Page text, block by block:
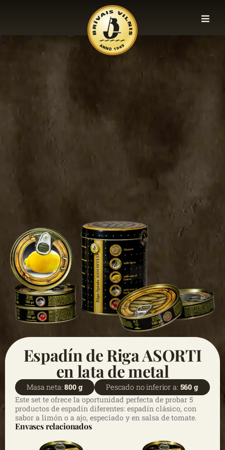
Espadín de Riga ASORTI
en lata de metal
Masa neta: 800 g Pescado no inferior a: 560 g
Este set te ofrece la oportunidad perfecta de probar 5
productos de espadín diferentes: espadín clásico, con
sabor a limón o a ajo, especiado y en salsa de tomate.
Envases relacionados